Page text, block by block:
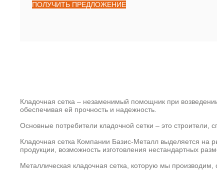
ПОЛУЧИТЬ ПРЕДЛОЖЕНИЕ
Кладочная сетка – незаменимый помощник при
обеспечивая ей прочность и надежность.
Основные потребители кладочной сетки – это
Кладочная сетка Компании Базис-Металл выделяется на
продукции, возможность изготовления нестандартных
Металлическая кладочная сетка, которую мы